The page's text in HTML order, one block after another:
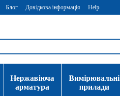
Блог Довідкова інформація Help
Нержавіюча
арматура
Вимірювальні
прилади